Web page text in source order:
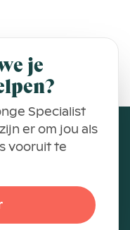
je
Specialist
er om jou als
vooruit te